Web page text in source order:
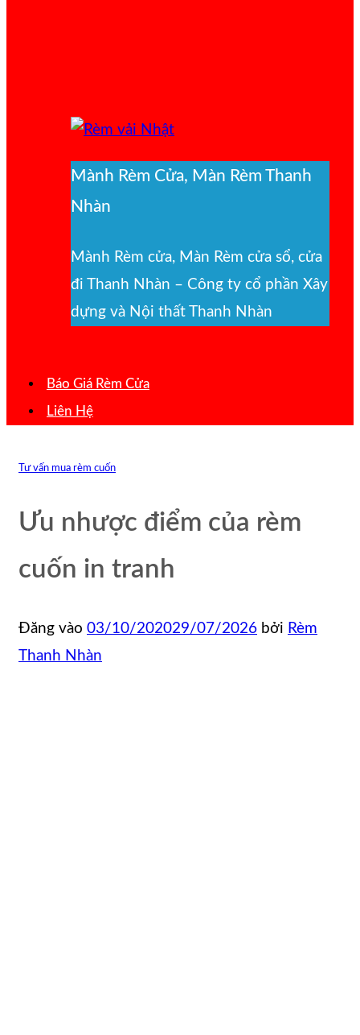
Mành Rèm Cửa, Màn Rèm Thanh
Nhàn
Mành Rèm cửa, Màn Rèm cửa sổ, cửa
đi Thanh Nhàn – Công ty cổ phần Xây
dựng và Nội thất Thanh Nhàn
Báo Giá Rèm Cửa
Liên Hệ
Tư vấn mua rèm cuốn
Ưu nhược điểm của rèm
cuốn in tranh
Đăng vào 03/10/202029/07/2026 bởi Rèm
Thanh Nhàn